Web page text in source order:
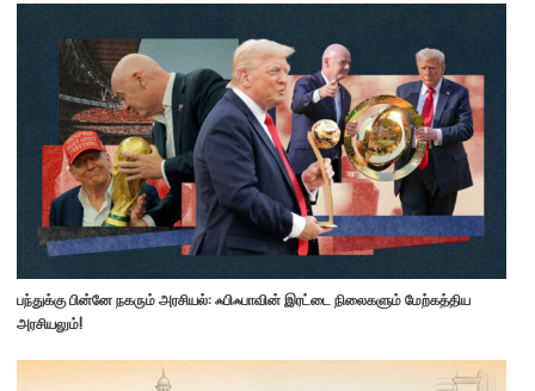
பந்துக்கு பின்னே நகரும் அரசியல்: ஃபிஃபாவின் இரட்டை நிலைகளும் மேற்கத்திய
அரசியலும்!